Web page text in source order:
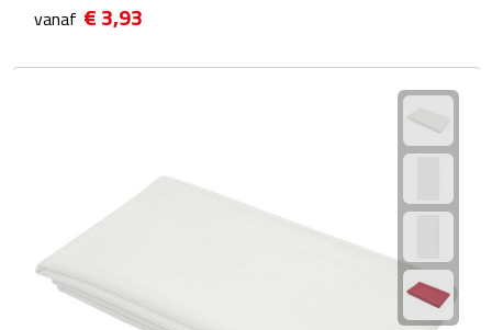
Fiets reparatiesets
Zadelhoezen
Drinkwaren
vanaf € 3,93